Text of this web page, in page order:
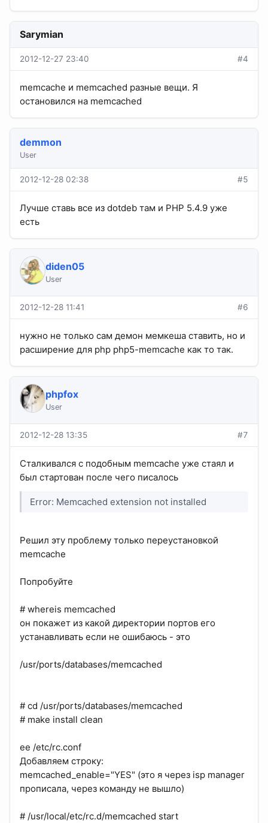
Sarymian
2012-12-27 23:40 #4
memcache и memcached разные вещи. Я
остановился на memcached
demmon
User
2012-12-28 02:38 #5
Лучше ставь все из dotdeb там и PHP 5.4.9 уже
есть
diden05
User
2012-12-28 11:41 #6
нужно не только сам демон мемкеша ставить, но и
расширение для php php5-memcache как то так.
phpfox
User
2012-12-28 13:35 #7
Сталкивался с подобным memcache уже стаял и
был стартован после чего писалось
Error: Memcached extension not installed
Решил эту проблему только переустановкой
memcache
Попробуйте
# whereis memcached
он покажет из какой директории портов его
устанавливать если не ошибаюсь - это
/usr/ports/databases/memcached
# cd /usr/ports/databases/memcached
# make install clean
ee /etc/rc.conf
Добавляем строку:
memcached_enable="YES" (это я через isp manager
прописала, через команду не вышло)
# /usr/local/etc/rc.d/memcached start